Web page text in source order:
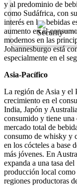
Garantizamos
y al predominio de
como Sudáfrica, con
interés en las bebidas
aumento en el
modernos en las
Johannesburgo está
especialmente en el
Asia-Pacífico
La región de Asia y el
crecimiento en el
India, Japón y
consumido y tiene una
mercado total de
consumo de whisky y
en los cócteles a base
más jóvenes. En
expanda a una tasa
producción local
regiones productoras